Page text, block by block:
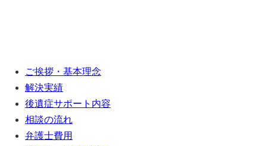
ご挨拶・基本理念
解決実績
後遺症サポート内容
相談の流れ
弁護士費用